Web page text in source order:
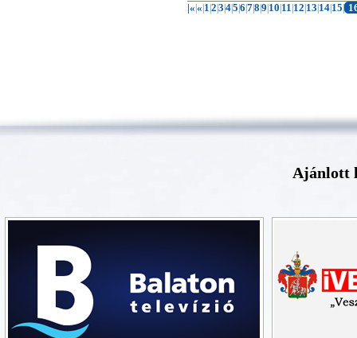
|« « 1 2 3 45 6 78 9 10 11 12 13 14 15
Ajánlott